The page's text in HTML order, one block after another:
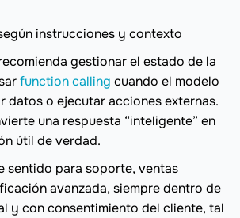
instrucciones y contexto
gestionar el estado de la
function calling cuando el modelo
datos o ejecutar acciones externas.
una respuesta “inteligente” en
útil de verdad.
sentido para soporte, ventas
avanzada, siempre dentro de
y con consentimiento del cliente, tal